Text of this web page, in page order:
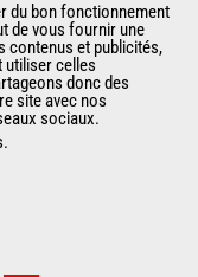
du bon fonctionnement
de vous fournir une
contenus et publicités,
utiliser celles
donc des
site avec nos
sociaux.